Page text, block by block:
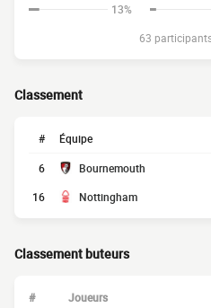
13%
63
Classement
# Équipe
6 Bournemouth
16
Nottingham
Classement buteurs
# Joueurs